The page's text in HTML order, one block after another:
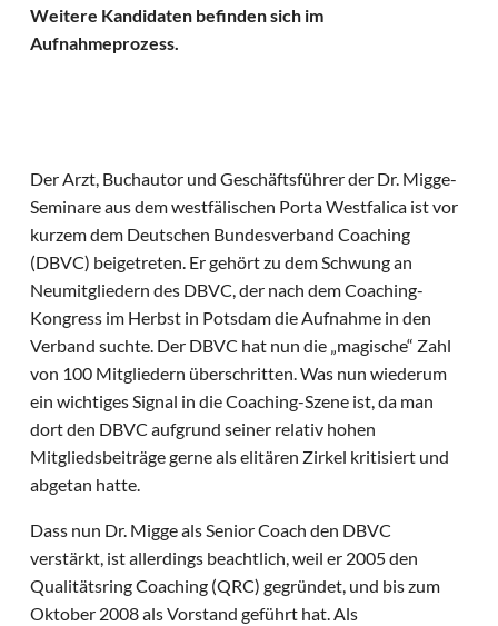
Weitere Kandidaten befinden sich im
Aufnahmeprozess.
Der Arzt, Buchautor und Geschäftsführer der Dr. Migge-
Seminare aus dem westfälischen Porta Westfalica ist vor
kurzem dem Deutschen Bundesverband Coaching
(DBVC) beigetreten. Er gehört zu dem Schwung an
Neumitgliedern des DBVC, der nach dem Coaching-
Kongress im Herbst in Potsdam die Aufnahme in den
Verband suchte. Der DBVC hat nun die „magische“ Zahl
von 100 Mitgliedern überschritten. Was nun wiederum
ein wichtiges Signal in die Coaching-Szene ist, da man
dort den DBVC aufgrund seiner relativ hohen
Mitgliedsbeiträge gerne als elitären Zirkel kritisiert und
abgetan hatte.
Dass nun Dr. Migge als Senior Coach den DBVC
verstärkt, ist allerdings beachtlich, weil er 2005 den
Qualitätsring Coaching (QRC) gegründet, und bis zum
Oktober 2008 als Vorstand geführt hat. Als